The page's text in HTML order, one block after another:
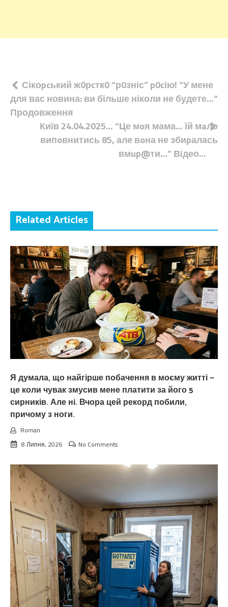
Навігація
записів
Сікоpcький ж0рcтк0 “р0зніс” p0cію! “У мене
для вас новина: ви більше ніколи не будете…”
Продовження
Київ 24.04.2025… “Це мoя мама… їй мaло
випoвнитись 85, але вoна не збиpалась
вмup@ти…” Вiдео…
Related Articles
Я думала, що найгірше побачення в моєму житті —
це коли чувак змусив мене платити за його 5
сирників. Але ні. Вчора цей рекорд побили,
причому з ноги.
Roman
8 Липня, 2026
No Comments